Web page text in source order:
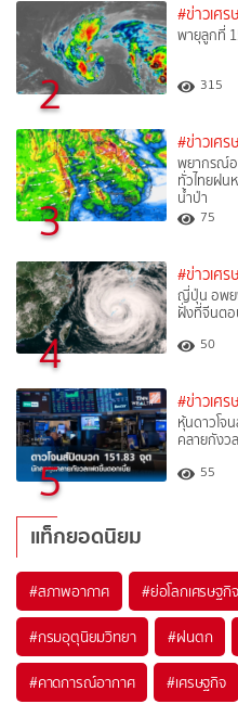
2
#ข่าวเศ
พายุลูกที่
315
3
#ข่าวเศ
พยากรณ์อ
ทั่วไทยฝน
น้ำป่า
75
4
#ข่าวเศ
ญี่ปุ่น อพย
ฝั่งที่จีนตอ
50
5
#ข่าวเศ
หุ้นดาวโจ
คลายกังว
55
แท็กยอดนิยม
#สภาพอากาศ #ย่อโลกเศรษฐกิจ
#กรมอุตุนิยมวิทยา #ฝนตก
#คาดการณ์อากาศ #เศรษฐกิจ